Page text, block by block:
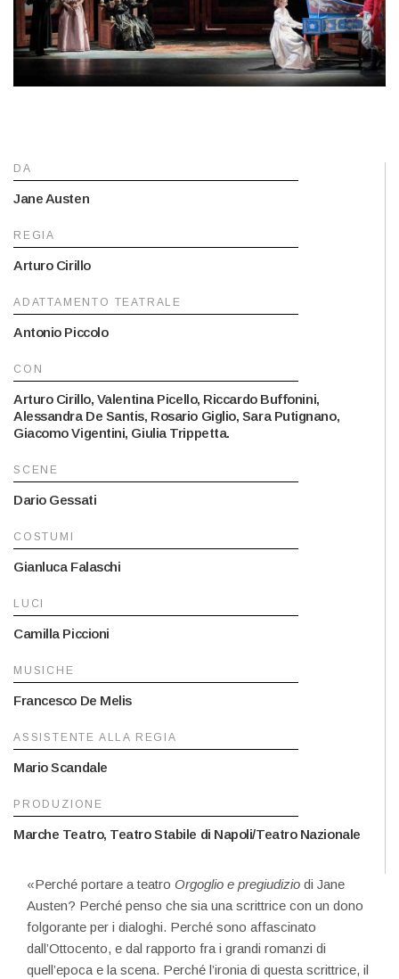
DA
Jane Austen
REGIA
Arturo Cirillo
ADATTAMENTO TEATRALE
Antonio Piccolo
CON
Arturo Cirillo, Valentina Picello, Riccardo Buffonini,
Alessandra De Santis, Rosario Giglio, Sara Putignano,
Giacomo Vigentini, Giulia Trippetta.
SCENE
Dario Gessati
COSTUMI
Gianluca Falaschi
LUCI
Camilla Piccioni
MUSICHE
Francesco De Melis
ASSISTENTE ALLA REGIA
Mario Scandale
PRODUZIONE
Marche Teatro, Teatro Stabile di Napoli/Teatro Nazionale
«Perché portare a teatroOrgoglio e pregiudizio di Jane
Austen? Perché penso che sia una scrittrice con un dono
folgorante per i dialoghi. Perché sono affascinato
dall’Ottocento, e dal rapporto fra i grandi romanzi di
quell’epoca e la scena. Perché l’ironia di questa scrittrice, il